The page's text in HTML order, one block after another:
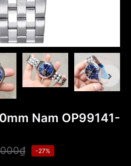
Nam OP99141-
-27%